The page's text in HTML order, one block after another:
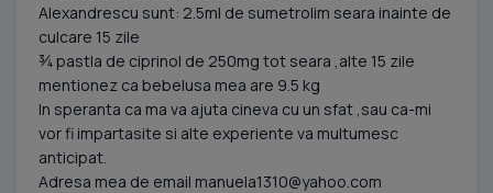
Alexandrescu sunt: 2.5ml de sumetrolim seara inainte de
culcare 15 zile
¾ pastla de ciprinol de 250mg tot seara ,alte 15 zile
mentionez ca bebelusa mea are 9.5 kg
In speranta ca ma va ajuta cineva cu un sfat ,sau ca-mi
vor fi impartasite si alte experiente va multumesc
anticipat.
Adresa mea de email manuela1310@yahoo.com